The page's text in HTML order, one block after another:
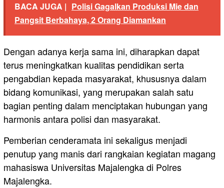
BACA JUGA | Polisi Gagalkan Produksi Mie dan
Pangsit Berbahaya, 2 Orang Diamankan
Dengan adanya kerja sama ini, diharapkan dapat
terus meningkatkan kualitas pendidikan serta
pengabdian kepada masyarakat, khususnya dalam
bidang komunikasi, yang merupakan salah satu
bagian penting dalam menciptakan hubungan yang
harmonis antara polisi dan masyarakat.
Pemberian cenderamata ini sekaligus menjadi
penutup yang manis dari rangkaian kegiatan magang
mahasiswa Universitas Majalengka di Polres
Majalengka.